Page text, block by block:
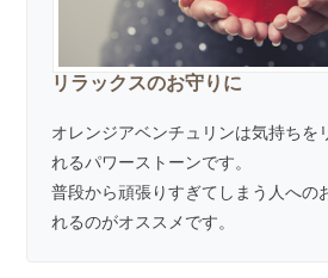
リラックスのお守りに
オレンジアベンチュリンは気持ちを
れるパワーストーンです。
普段から頑張りすぎてしまう人への
れるのがオススメです。